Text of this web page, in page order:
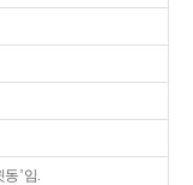
동’임.